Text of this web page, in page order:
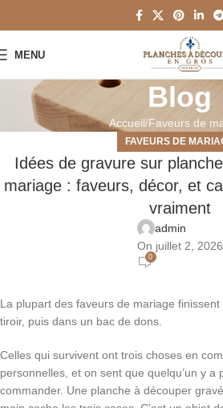
MENU
Blog
Accueil Faveurs de
FAVEURS DE
Idées de gravure sur
mariage : faveurs, décor, et
vraiment
admin
On juillet 2, 2026
0
La plupart des faveurs de mariage
tiroir, puis dans un bac de dons.
Celles qui survivent ont trois choses en
personnelles, et on sent que quelqu’un y a
commander. Une planche à découper